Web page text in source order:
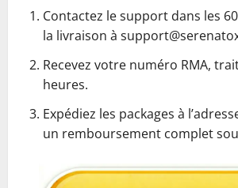
Contactez le support dans les
la livraison à
Recevez votre numéro RMA,
heures.
Expédiez les packages à
un remboursement complet